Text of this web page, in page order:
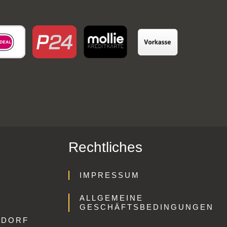
Rechtliches
IMPRESSUM
ALLGEMEINE
GESCHÄFTSBEDINGUNGEN